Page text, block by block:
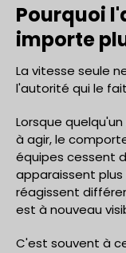
Pourquoi
importe
La vitesse seule
l'autorité qui le
Lorsque
à agir, le
équipes cessent
apparaissent
réagissent
est à nouveau
C'est souvent à